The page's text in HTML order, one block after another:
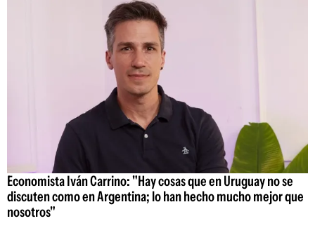
Economista Iván Carrino: "Hay cosas que en Uruguay no se
discuten como en Argentina; lo han hecho mucho mejor que
nosotros"